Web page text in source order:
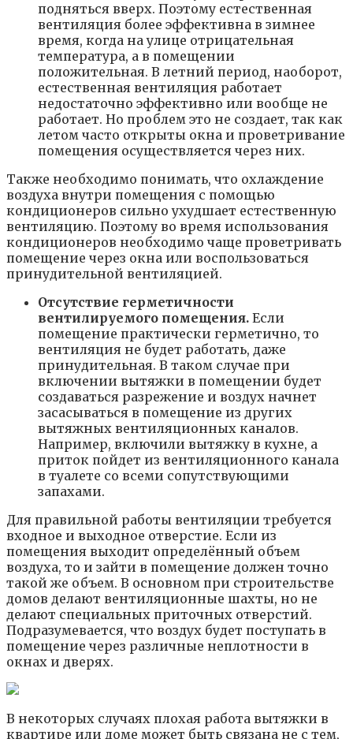
подняться вверх. Поэтому естественная
вентиляция более эффективна в зимнее
время, когда на улице отрицательная
температура, а в помещении
положительная. В летний период, наоборот,
естественная вентиляция работает
недостаточно эффективно или вообще не
работает. Но проблем это не создает, так как
летом часто открыты окна и проветривание
помещения осуществляется через них.
Также необходимо понимать, что охлаждение
воздуха внутри помещения с помощью
кондиционеров сильно ухудшает естественную
вентиляцию. Поэтому во время использования
кондиционеров необходимо чаще проветривать
помещение через окна или воспользоваться
принудительной вентиляцией.
Отсутствие герметичности
вентилируемого помещения. Если
помещение практически герметично, то
вентиляция не будет работать, даже
принудительная. В таком случае при
включении вытяжки в помещении будет
создаваться разрежение и воздух начнет
засасываться в помещение из других
вытяжных вентиляционных каналов.
Например, включили вытяжку в кухне, а
приток пойдет из вентиляционного канала
в туалете со всеми сопутствующими
запахами.
Для правильной работы вентиляции требуется
входное и выходное отверстие. Если из
помещения выходит определённый объем
воздуха, то и зайти в помещение должен точно
такой же объем. В основном при строительстве
домов делают вентиляционные шахты, но не
делают специальных приточных отверстий.
Подразумевается, что воздух будет поступать в
помещение через различные неплотности в
окнах и дверях.
В некоторых случаях плохая работа вытяжки в
квартире или доме может быть связана не с тем,